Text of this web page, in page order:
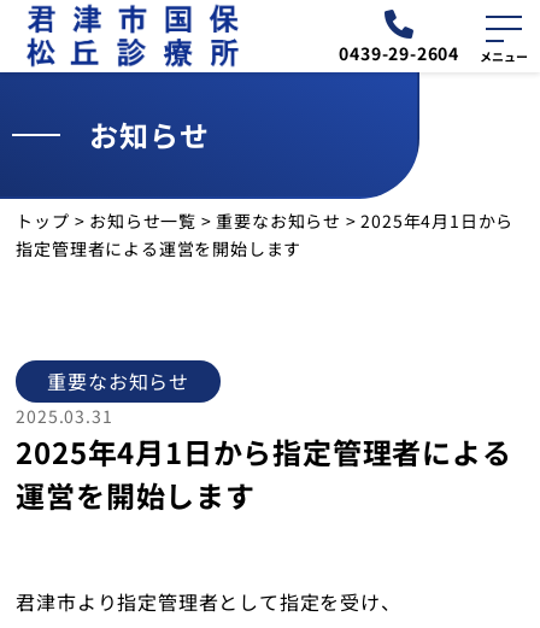
0439-29-2604
お知らせ
診療所について
外来のご案内
Change language
お知らせ
トップ > お知らせ一覧 >重要なお知らせ >2025年4月1日から
指定管理者による運営を開始します
重要なお知らせ
2025.03.31
2025年4月1日から指定管理者による
運営を開始します
君津市より指定管理者として指定を受け、